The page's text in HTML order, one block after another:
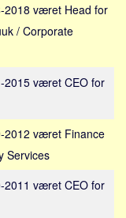
2018 været Head for
/ Corporate
2015 været CEO for
2012 været Finance
Services
2011 været CEO for